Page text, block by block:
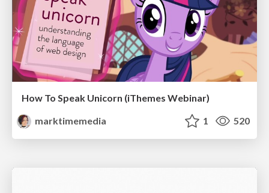
How To Speak Unicorn (iThemes Webinar)
marktimemedia
1 520